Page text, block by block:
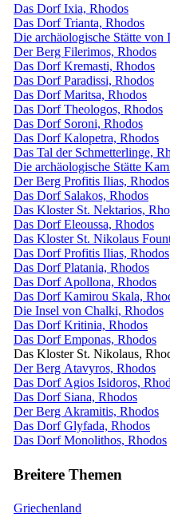
Das Dorf Ixia, Rhodos
Das Dorf Trianta, Rhodos
Die archäologische Stätte von
Der Berg Filerimos, Rhodos
Das Dorf Kremasti, Rhodos
Das Dorf Paradissi, Rhodos
Das Dorf Maritsa, Rhodos
Das Dorf Theologos, Rhodos
Das Dorf Soroni, Rhodos
Das Dorf Kalopetra, Rhodos
Das Tal der Schmetterlinge,
Die archäologische Stätte
Der Berg Profitis Ilias, Rhodos
Das Dorf Salakos, Rhodos
Das Kloster St. Nektarios,
Das Dorf Eleoussa, Rhodos
Das Kloster St. Nikolaus
Das Dorf Profitis Ilias, Rhodos
Das Dorf Platania, Rhodos
Das Dorf Apollona, ​​Rhodos
Das Dorf Kamirou Skala,
Die Insel von Chalki, Rhodos
Das Dorf Kritinia, Rhodos
Das Dorf Emponas, Rhodos
Das Kloster St. Nikolaus,
Der Berg Atavyros, Rhodos
Das Dorf Agios Isidoros,
Das Dorf Siana, Rhodos
Der Berg Akramitis, Rhodos
Das Dorf Glyfada, Rhodos
Das Dorf Monolithos, Rhodos
Breitere Themen
Griechenland